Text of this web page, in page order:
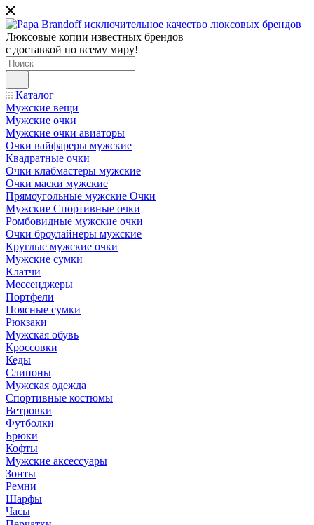
Люксовые копии известных брендов
с доставкой по всему миру!
Каталог
Мужские вещи
Мужские очки
Мужские очки авиаторы
Очки вайфареры мужские
Квадратные очки
Очки клабмастеры мужские
Очки маски мужские
Прямоугольные мужские Очки
Мужские Спортивные очки
Ромбовидные мужские очки
Очки броулайнеры мужские
Круглые мужские очки
Мужские сумки
Клатчи
Мессенджеры
Портфели
Поясные сумки
Рюкзаки
Мужская обувь
Кроссовки
Кеды
Слипоны
Мужская одежда
Спортивные костюмы
Ветровки
Футболки
Брюки
Кофты
Мужские аксессуары
Зонты
Ремни
Шарфы
Часы